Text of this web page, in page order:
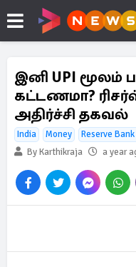
இனி UPI
கட்டணமா?
அதிர்ச்சி தகவல்
India Money Reserve
By Karthikraja
a year